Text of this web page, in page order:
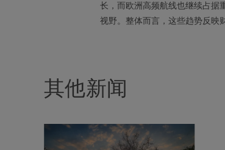
长，而欧洲高频航线也继续占据
视野。整体而言，这些趋势反映
其他新闻